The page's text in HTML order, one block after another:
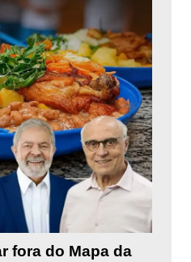
fora do Mapa da